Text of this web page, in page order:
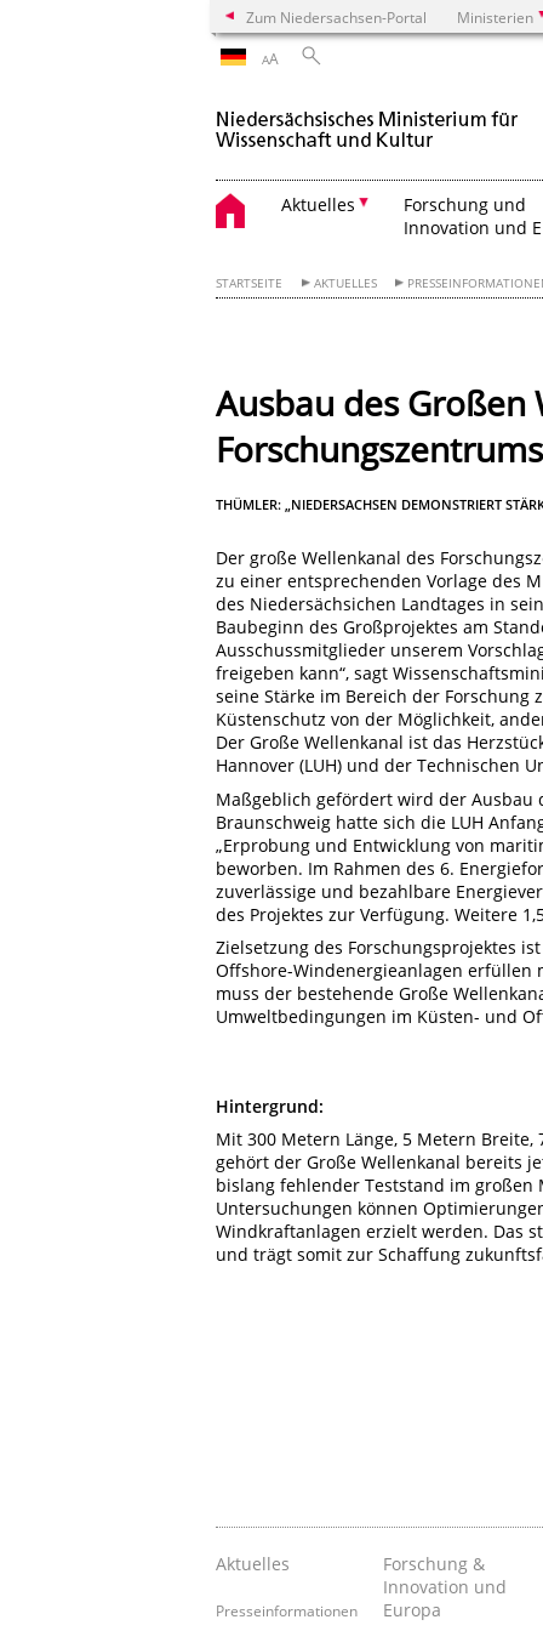
Zum Niedersachsen-Portal Ministerien
AA
Aktuelles
Forschung und
Innovation und
STARTSEITE AKTUELLES
Ausbau des Großen
THÜMLER: „NIEDERSACHSEN DEMONSTRIERT
Der große Wellenkanal des
zu einer entsprechenden Vorlage des
des Niedersächsichen Landtages in
Baubeginn des Großprojektes am
Ausschussmitglieder unserem
freigeben kann“, sagt
seine Stärke im Bereich der
Küstenschutz von der Möglichkeit,
Der Große Wellenkanal ist das
Hannover (LUH) und der Technischen
Maßgeblich gefördert wird der Ausbau
Braunschweig hatte sich die LUH
„Erprobung und Entwicklung von
beworben. Im Rahmen des 6.
zuverlässige und bezahlbare
des Projektes zur Verfügung. Weitere
Zielsetzung des Forschungsprojektes
Offshore-Windenergieanlagen erfüllen
muss der bestehende Große
Umweltbedingungen im Küsten- und
Hintergrund:
Mit 300 Metern Länge, 5 Metern
gehört der Große Wellenkanal bereits
bislang fehlender Teststand im
Untersuchungen können
Windkraftanlagen erzielt werden. Das
und trägt somit zur Schaffung
Aktuelles
Presseinformationen
Forschung &
Innovation und
Europa